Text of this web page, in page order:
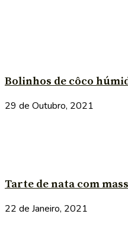
Bolinhos de côco
29 de Outubro, 2021
Tarte de nata com
22 de Janeiro, 2021